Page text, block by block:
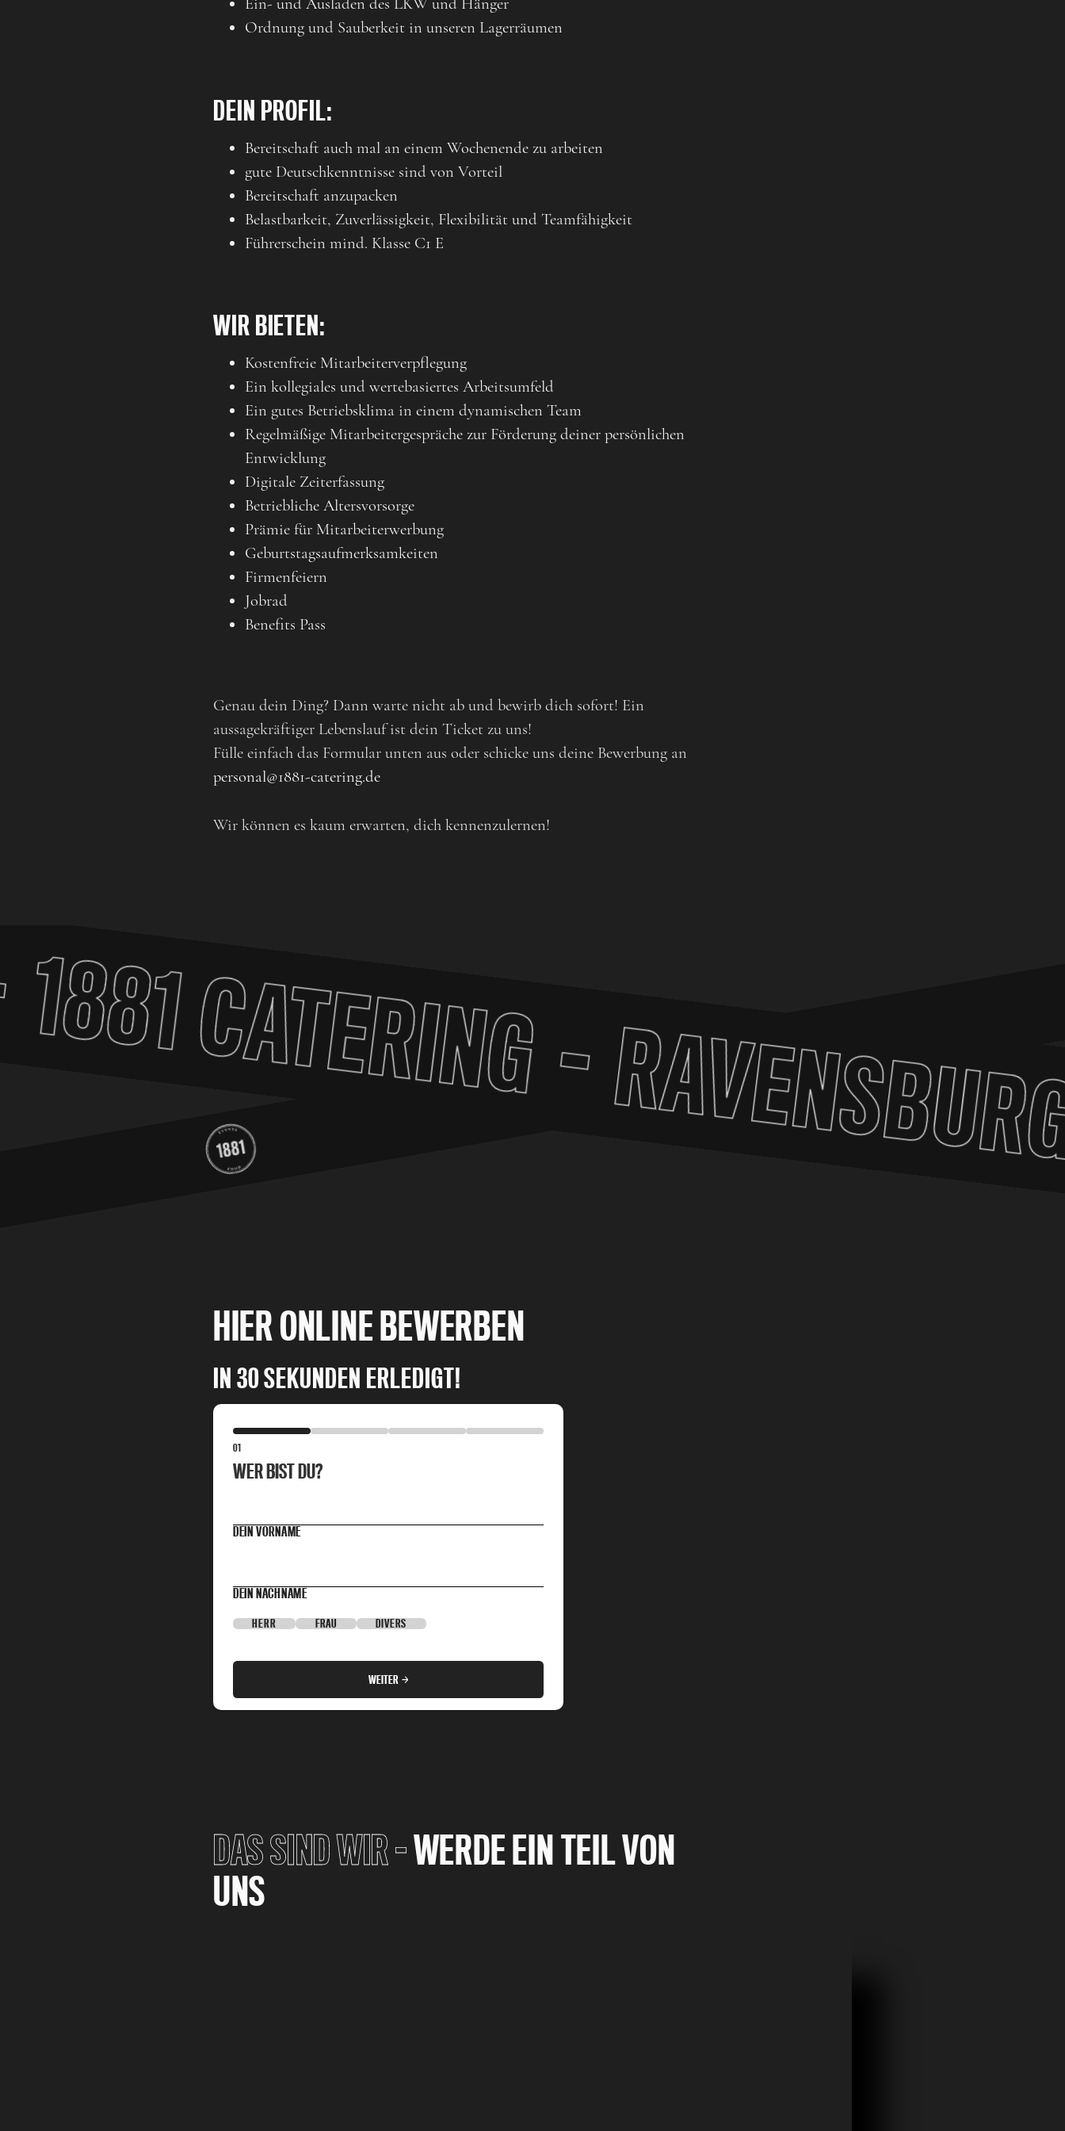
Ordnung und Sauberkeit in unseren Lagerräumen
DEIN PROFIL:
Bereitschaft auch mal an einem Wochenende zu arbeiten
gute Deutschkenntnisse sind von Vorteil
Bereitschaft anzupacken
Belastbarkeit, Zuverlässigkeit, Flexibilität und Teamfähigkeit
Führerschein mind. Klasse C1 E
WIR BIETEN:
Kostenfreie Mitarbeiterverpflegung
Ein kollegiales und wertebasiertes Arbeitsumfeld
Ein gutes Betriebsklima in einem dynamischen Team
Regelmäßige Mitarbeitergespräche zur Förderung deiner persönlichen
Entwicklung
Digitale Zeiterfassung
Betriebliche Altersvorsorge
Prämie für Mitarbeiterwerbung
Geburtstagsaufmerksamkeiten
Firmenfeiern
Jobrad
Benefits Pass
Genau dein Ding? Dann warte nicht ab und bewirb dich sofort! Ein
aussagekräftiger Lebenslauf ist dein Ticket zu uns!
Fülle einfach das Formular unten aus oder schicke uns deine Bewerbung an
personal@1881-catering.de
Wir können es kaum erwarten, dich kennenzulernen!
CATERING-RAVENSBURG
HIER ONLINE BEWERBEN
IN 30 SEKUNDEN ERLEDIGT!
01
WER BIST DU?
DEIN VORNAME
DEIN NACHNAME
HERR FRAU DIVERS
WEITER
DAS SIND WIR -WERDE EIN TEIL VON
UNS